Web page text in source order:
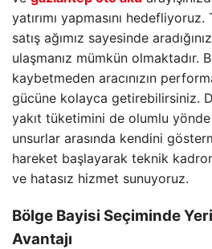
yatırımı yapmasını
satış ağımız sayesinde
ulaşmanız mümkün olmaktadır.
kaybetmeden aracınızın
gücüne kolayca getirebilirsiniz.
yakıt tüketimini de olumlu
unsurlar arasında kendini
hareket başlayarak teknik
ve hatasız hizmet sunuyoruz.
Bölge Bayisi Seçiminde
Avantajı